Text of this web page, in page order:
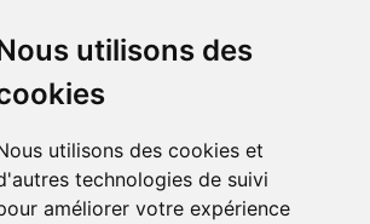
utilisons des
utilisons des cookies et
technologies de suivi
améliorer votre expérience
32 725 03 03
725 05 05